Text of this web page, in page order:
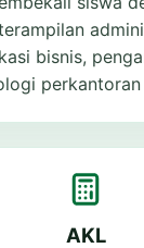
bisnis,
perkantoran
AKL